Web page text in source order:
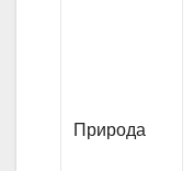
Природа